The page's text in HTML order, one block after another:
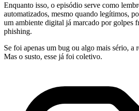
Enquanto isso, o episódio serve como
automatizados, mesmo quando legítimos,
um ambiente digital já marcado por golpes
phishing.
Se foi apenas um bug ou algo mais sério, a
Mas o susto, esse já foi coletivo.